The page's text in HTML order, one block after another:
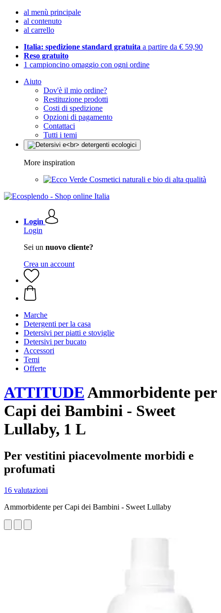
al menù principale
al contenuto
al carrello
Italia: spedizione standard gratuita a partire da € 59,90
Reso gratuito
1 campioncino omaggio con ogni ordine
Aiuto
Dov'è il mio ordine?
Restituzione prodotti
Costi di spedizione
Opzioni di pagamento
Contattaci
Tutti i temi
More inspiration
Cosmetici naturali e bio di alta qualità
Login
Login
Sei un nuovo cliente?
Crea un account
Marche
Detergenti per la casa
Detersivi per piatti e stoviglie
Detersivi per bucato
Accessori
Temi
Offerte
ATTITUDEAmmorbidente per
Capi dei Bambini - Sweet
Lullaby, 1 L
Per vestitini piacevolmente morbidi e
profumati
16 valutazioni
Ammorbidente per Capi dei Bambini - Sweet Lullaby